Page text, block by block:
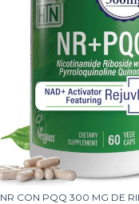
NR CON PQQ 300 MG DE